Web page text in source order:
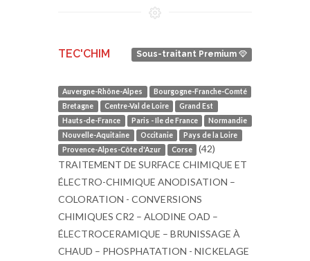
Sous-traitant Premium
TEC'CHIM
Auvergne-Rhône-Alpes
Bourgogne-Franche-Comté
Bretagne
Centre-Val de Loire
Grand Est
Hauts-de-France
Paris - Ile de France
Normandie
Nouvelle-Aquitaine
Occitanie
Pays de la Loire
Provence-Alpes-Côte d'Azur
Corse
(42)
TRAITEMENT DE SURFACE CHIMIQUE ET
ÉLECTRO-CHIMIQUE ANODISATION –
COLORATION - CONVERSIONS
CHIMIQUES CR2 – ALODINE OAD –
ÉLECTROCERAMIQUE – BRUNISSAGE À
CHAUD – PHOSPHATATION - NICKELAGE